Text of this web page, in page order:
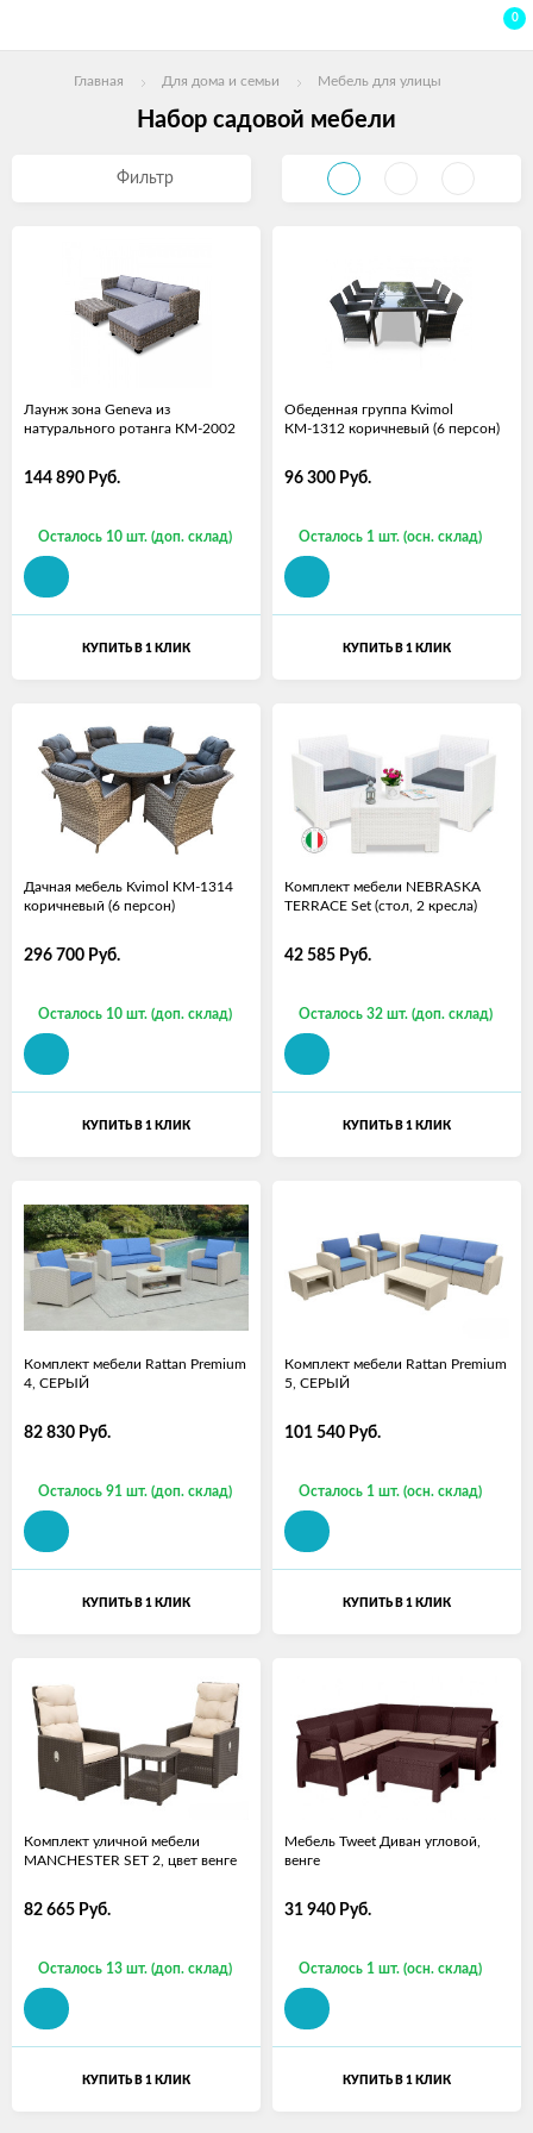
0
Главная Для дома и семьи Мебель для улицы
Набор садовой мебели
Фильтр
Лаунж зона Geneva из
натурального ротанга КМ-2002
144 890 Руб.
Осталось 10 шт. (доп. склад)
КУПИТЬ В 1 КЛИК
Обеденная группа Kvimol
КМ-1312 коричневый (6 персон)
96 300 Руб.
Осталось 1 шт. (осн. склад)
КУПИТЬ В 1 КЛИК
Дачная мебель Kvimol KM-1314
коричневый (6 персон)
296 700 Руб.
Осталось 10 шт. (доп. склад)
КУПИТЬ В 1 КЛИК
Комплект мебели NEBRASKA
TERRACE Set (стол, 2 кресла)
42 585 Руб.
Осталось 32 шт. (доп. склад)
КУПИТЬ В 1 КЛИК
Комплект мебели Rattan Premium
4, СЕРЫЙ
82 830 Руб.
Осталось 91 шт. (доп. склад)
КУПИТЬ В 1 КЛИК
Комплект мебели Rattan Premium
5, СЕРЫЙ
101 540 Руб.
Осталось 1 шт. (осн. склад)
КУПИТЬ В 1 КЛИК
Комплект уличной мебели
MANCHESTER SET 2, цвет венге
82 665 Руб.
Осталось 13 шт. (доп. склад)
КУПИТЬ В 1 КЛИК
Мебель Tweet Диван угловой,
венге
31 940 Руб.
Осталось 1 шт. (осн. склад)
КУПИТЬ В 1 КЛИК